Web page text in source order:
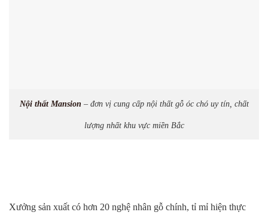
Nội thất Mansion – đơn vị cung cấp nội thất gỗ óc chó uy tín, chất
lượng nhất khu vực miền Bắc
Xưởng sản xuất có hơn 20 nghệ nhân gỗ chính, tỉ mỉ hiện thực